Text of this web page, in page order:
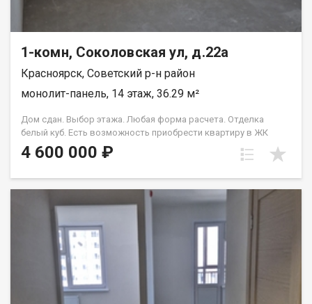
1-комн, Соколовская ул, д.22а
Красноярск, Советский р-н район
монолит-панель, 14 этаж, 36.29 м²
Дом сдан. Выбор этажа. Любая форма расчета. Отделка
белый куб. Есть возможность приобрести квартиру в ЖК
Аринский, под семейную ипотеку сбербанк, со ставкой 4.5 % на
весь срок кредита. Совкомбанк 3.9% на весь срок кредита.
4 600 000 ₽